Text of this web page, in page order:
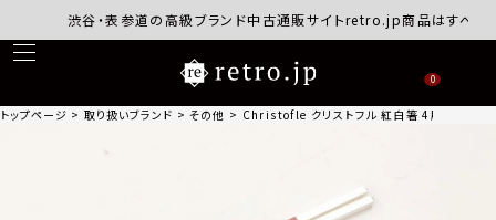
渋谷・表参道の高級ブランド中古通販サイトretro.jp商品はすべて正規
0
トップページ 取り扱いブランド その他 Christofle クリストフル 紅白箸 4膳セット チ